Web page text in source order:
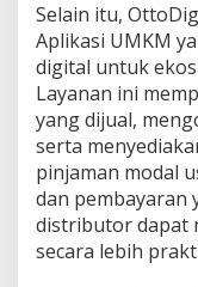
Selain itu,
Aplikasi UMKM
digital untuk
Layanan ini
yang dijual,
serta
pinjaman modal
dan pembayaran
distributor dapat
secara lebih